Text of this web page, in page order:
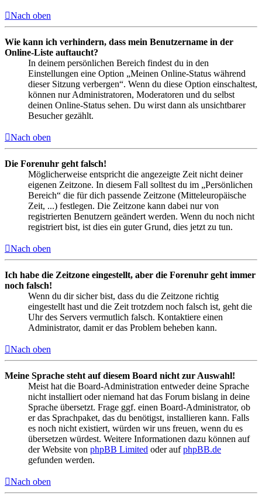
Nach oben
Wie kann ich verhindern, dass mein Benutzername in der
Online-Liste auftaucht?
In deinem persönlichen Bereich findest du in den
Einstellungen eine Option „Meinen Online-Status während
dieser Sitzung verbergen“. Wenn du diese Option einschaltest,
können nur Administratoren, Moderatoren und du selbst
deinen Online-Status sehen. Du wirst dann als unsichtbarer
Besucher gezählt.
Nach oben
Die Forenuhr geht falsch!
Möglicherweise entspricht die angezeigte Zeit nicht deiner
eigenen Zeitzone. In diesem Fall solltest du im „Persönlichen
Bereich“ die für dich passende Zeitzone (Mitteleuropäische
Zeit, ...) festlegen. Die Zeitzone kann dabei nur von
registrierten Benutzern geändert werden. Wenn du noch nicht
registriert bist, ist dies ein guter Grund, dies jetzt zu tun.
Nach oben
Ich habe die Zeitzone eingestellt, aber die Forenuhr geht immer
noch falsch!
Wenn du dir sicher bist, dass du die Zeitzone richtig
eingestellt hast und die Zeit trotzdem noch falsch ist, geht die
Uhr des Servers vermutlich falsch. Kontaktiere einen
Administrator, damit er das Problem beheben kann.
Nach oben
Meine Sprache steht auf diesem Board nicht zur Auswahl!
Meist hat die Board-Administration entweder deine Sprache
nicht installiert oder niemand hat das Forum bislang in deine
Sprache übersetzt. Frage ggf. einen Board-Administrator, ob
er das Sprachpaket, das du benötigst, installieren kann. Falls
es noch nicht existiert, würden wir uns freuen, wenn du es
übersetzen würdest. Weitere Informationen dazu können auf
der Website von phpBB Limited oder aufphpBB.de
gefunden werden.
Nach oben